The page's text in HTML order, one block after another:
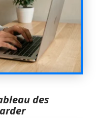
des